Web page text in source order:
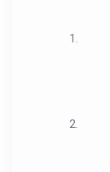
1.
2.